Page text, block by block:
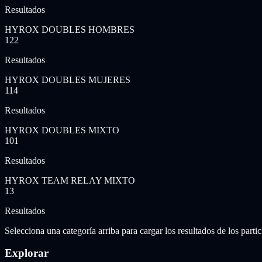
Resultados
HYROX DOUBLES HOMBRES
122
Resultados
HYROX DOUBLES MUJERES
114
Resultados
HYROX DOUBLES MIXTO
101
Resultados
HYROX TEAM RELAY MIXTO
13
Resultados
Selecciona una categoría arriba para cargar los resultados de los
Explorar